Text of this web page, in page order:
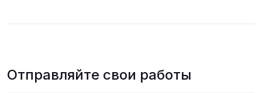
Отправляйте свои работы